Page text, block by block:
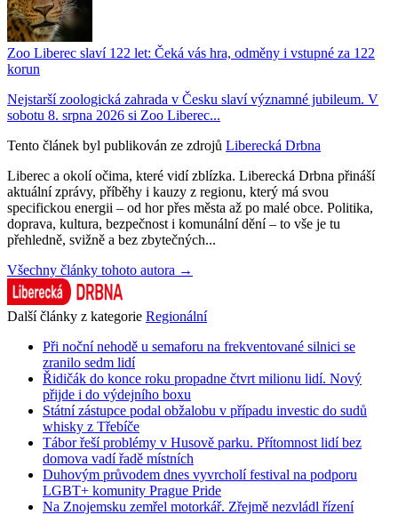
Zoo Liberec slaví 122 let: Čeká vás hra, odměny i vstupné za 122
korun
Nejstarší zoologická zahrada v Česku slaví významné jubileum. V
sobotu 8. srpna 2026 si Zoo Liberec...
Tento článek byl publikován ze zdrojů Liberecká Drbna
Liberec a okolí očima, které vidí zblízka. Liberecká Drbna přináší
aktuální zprávy, příběhy i kauzy z regionu, který má svou
specifickou energii – od hor přes města až po malé obce. Politika,
doprava, kultura, bezpečnost i komunální dění – to vše je tu
přehledně, svižně a bez zbytečných...
Všechny články tohoto autora →
Další články z kategorie Regionální
Při noční nehodě u semaforu na frekventované silnici se
zranilo sedm lidí
Řidičák do konce roku propadne čtvrt milionu lidí. Nový
přijde i do výdejního boxu
Státní zástupce podal obžalobu v případu investic do sudů
whisky z Třebíče
Tábor řeší problémy v Husově parku. Přítomnost lidí bez
domova vadí řadě místních
Duhovým průvodem dnes vyvrcholí festival na podporu
LGBT+ komunity Prague Pride
Na Znojemsku zemřel motorkář. Zřejmě nezvládl řízení